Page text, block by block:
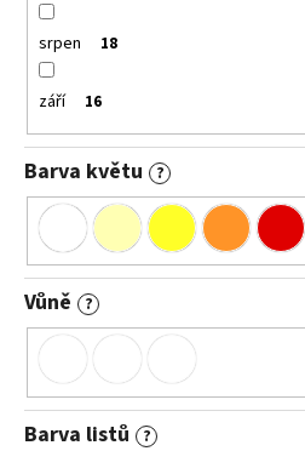
srpen 18
září 16
Barva květu ?
Vůně ?
Barva listů ?